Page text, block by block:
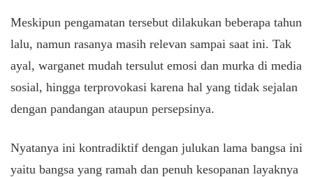
Meskipun pengamatan tersebut dilakukan beberapa tahun
lalu, namun rasanya masih relevan sampai saat ini. Tak
ayal, warganet mudah tersulut emosi dan murka di media
sosial, hingga terprovokasi karena hal yang tidak sejalan
dengan pandangan ataupun persepsinya.
Nyatanya ini kontradiktif dengan julukan lama bangsa ini
yaitu bangsa yang ramah dan penuh kesopanan layaknya